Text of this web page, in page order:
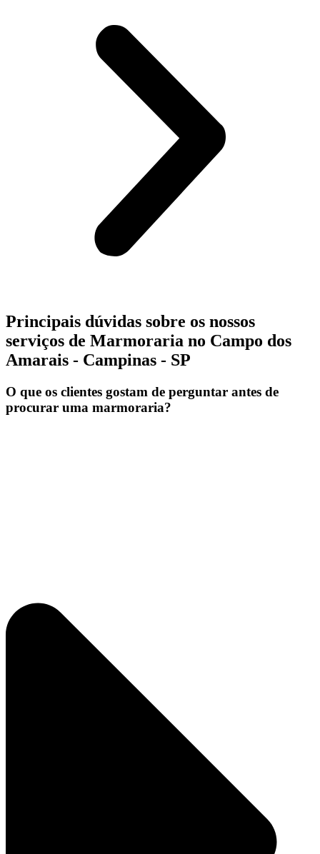
Principais dúvidas sobre os nossos
serviços de Marmoraria no Campo dos
Amarais - Campinas - SP
O que os clientes gostam de perguntar antes de
procurar uma marmoraria?